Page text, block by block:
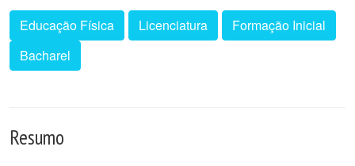
Educação Física Licenciatura
Formação Inicial
Bacharel
Resumo